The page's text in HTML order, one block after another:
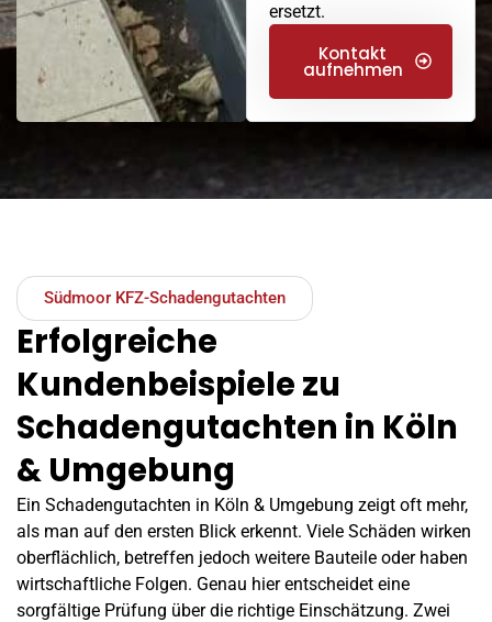
ersetzt.
Kontakt
aufnehmen
Südmoor KFZ-Schadengutachten
Erfolgreiche
Kundenbeispiele zu
Schadengutachten in Köln
& Umgebung
Ein Schadengutachten in Köln & Umgebung zeigt oft mehr,
als man auf den ersten Blick erkennt. Viele Schäden wirken
oberflächlich, betreffen jedoch weitere Bauteile oder haben
wirtschaftliche Folgen. Genau hier entscheidet eine
sorgfältige Prüfung über die richtige Einschätzung. Zwei